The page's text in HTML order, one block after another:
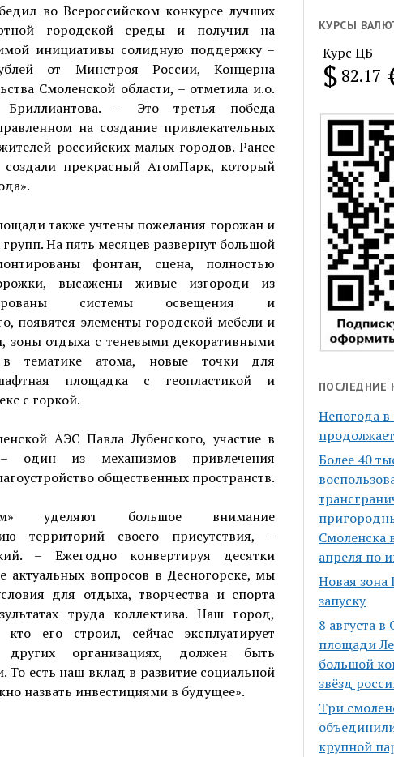
во Всероссийском конкурсе лучших
городской среды и получил на
инициативы солидную поддержку –
от Минстроя России, Концерна
Смоленской области, – отметила и.о.
Бриллиантова. – Это третья победа
на создание привлекательных
российских малых городов. Ранее
прекрасный АтомПарк, который
также учтены пожелания горожан и
На пять месяцев развернут большой
фонтан, сцена, полностью
высажены живые изгороди из
системы освещения и
появятся элементы городской мебели и
зоны отдыха с теневыми декоративными
тематике атома, новые точки для
площадка с геопластикой и
с горкой.
АЭС Павла Лубенского, участие в
один из механизмов привлечения
общественных пространств.
уделяют большое внимание
территорий своего присутствия, –
– Ежегодно конвертируя десятки
актуальных вопросов в Десногорске, мы
для отдыха, творчества и спорта
труда коллектива. Наш город,
его строил, сейчас эксплуатирует
других организациях, должен быть
То есть наш вклад в развитие социальной
назвать инвестициями в будущее».
месяц
КУРСЫ
Курс ЦБ
$ 82.17
ПОСЛЕДНИЕ
Непогода в
Более 40
Смоленска
апреля по
Новая зона
запуску
8 августа
площади
большой
звёзд
Три
крупной